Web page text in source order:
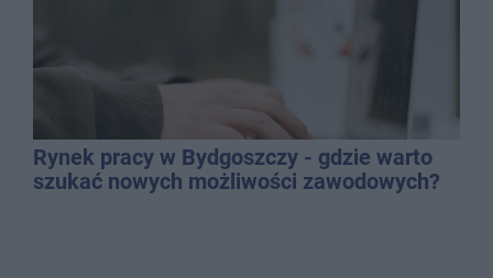
Rynek pracy w Bydgoszczy - gdzie warto
szukać nowych możliwości zawodowych?